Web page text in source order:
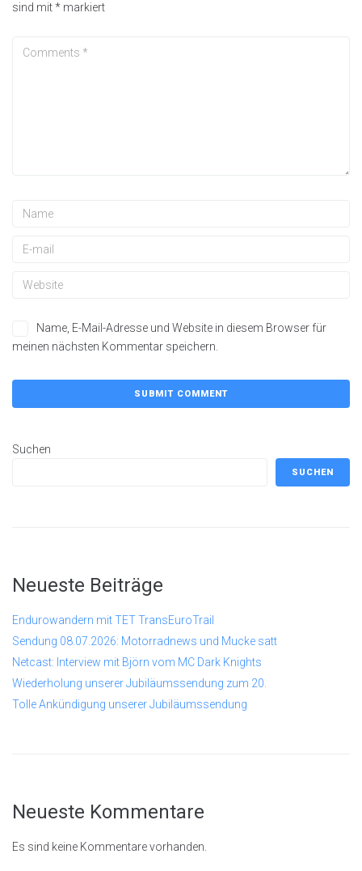
sind mit* markiert
Name, E-Mail-Adresse und Website in diesem Browser für
meinen nächsten Kommentar speichern.
Suchen
SUCHEN
Neueste Beiträge
Endurowandern mit TET TransEuroTrail
Sendung 08.07.2026: Motorradnews und Mucke satt
Netcast: Interview mit Björn vom MC Dark Knights
Wiederholung unserer Jubiläumssendung zum 20.
Tolle Ankündigung unserer Jubiläumssendung
Neueste Kommentare
Es sind keine Kommentare vorhanden.